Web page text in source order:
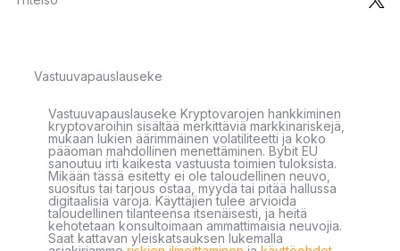
Vastuuvapauslauseke
Vastuuvapauslauseke Kryptovarojen hankkiminen
kryptovaroihin sisältää merkittäviä markkinariskejä,
mukaan lukien äärimmäinen volatiliteetti ja koko
pääoman mahdollinen menettäminen. Bybit EU
sanoutuu irti kaikesta vastuusta toimien tuloksista.
Mikään tässä esitetty ei ole taloudellinen neuvo,
suositus tai tarjous ostaa, myydä tai pitää hallussa
digitaalisia varoja. Käyttäjien tulee arvioida
taloudellinen tilanteensa itsenäisesti, ja heitä
kehotetaan konsultoimaan ammattimaisia neuvojia.
Saat kattavan yleiskatsauksen lukemalla